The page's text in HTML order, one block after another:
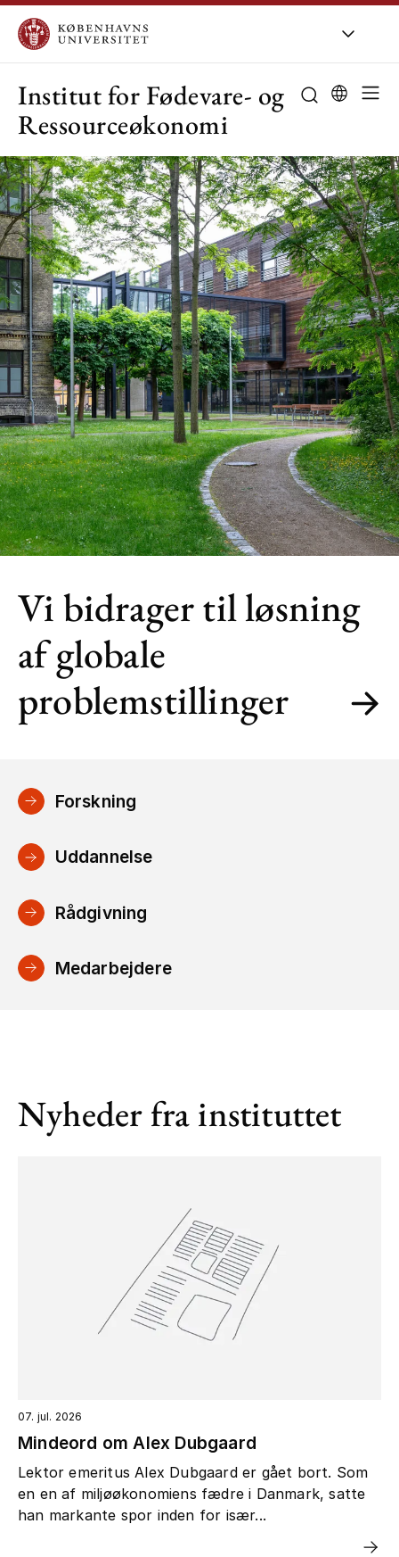
Institut for Fødevare- og
Ressourceøkonomi
Vi bidrager til løsning
af globale
problemstillinger
Forskning
Uddannelse
Rådgivning
Medarbejdere
Nyheder fra instituttet
07. jul. 2026
Mindeord om Alex Dubgaard
Lektor emeritus Alex Dubgaard er gået bort. Som
en en af miljøøkonomiens fædre i Danmark, satte
han markante spor inden for især...
Om KU